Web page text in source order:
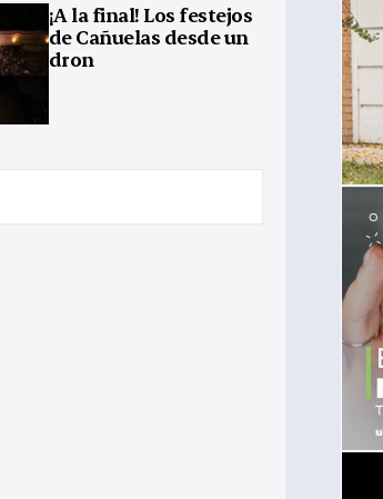
¡A la final! Los festejos
de Cañuelas desde un
dron